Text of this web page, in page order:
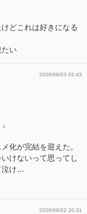
どこれは好きになる
い
2026/08/03 02:43
化が完結を迎えた。
けないって思ってし
泣け…
2026/08/02 20:31